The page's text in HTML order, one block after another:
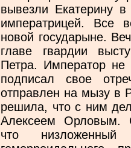
вывезли Екатерину в
императрицей. Все
новой государыне.
главе гвардии
Петра. Император
подписал свое
отправлен на мызу в
решила, что с ним
Алексеем Орловым.
что